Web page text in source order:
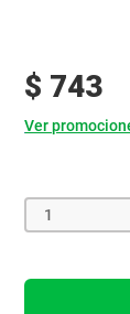
$ 743
Ver
1